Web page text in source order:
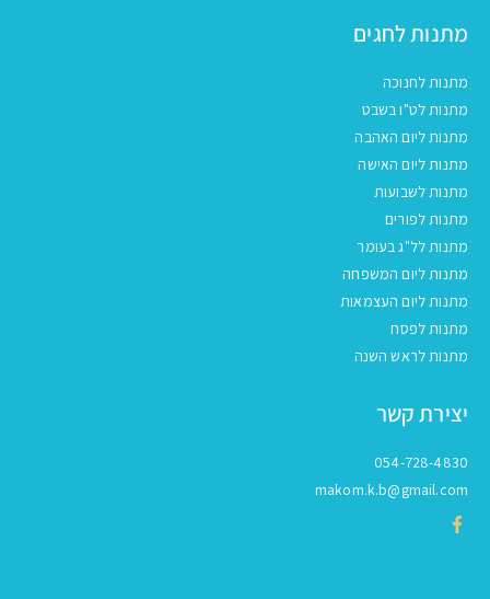
מתנות לחגים
מתנות לחנוכה
מתנות לט"ו בשבט
מתנות ליום האהבה
מתנות ליום האישה
מתנות לשבועות
מתנות לפורים
מתנות לל"ג בעומר
מתנות ליום המשפחה
מתנות ליום העצמאות
מתנות לפסח
מתנות לראש השנה
יצירת קשר
054-728-4830
makom.k.b@gmail.com